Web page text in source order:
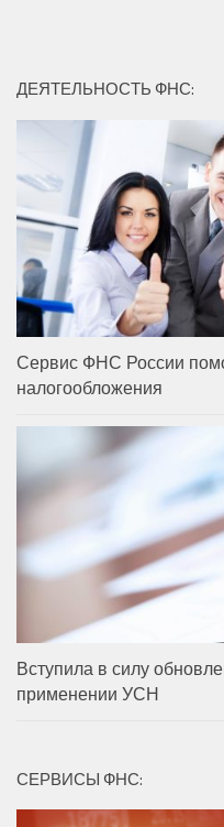
ДЕЯТЕЛЬНОСТЬ ФНС:
Сервис ФНС России
налогообложения
Вступила в силу
применении УСН
СЕРВИСЫ ФНС: